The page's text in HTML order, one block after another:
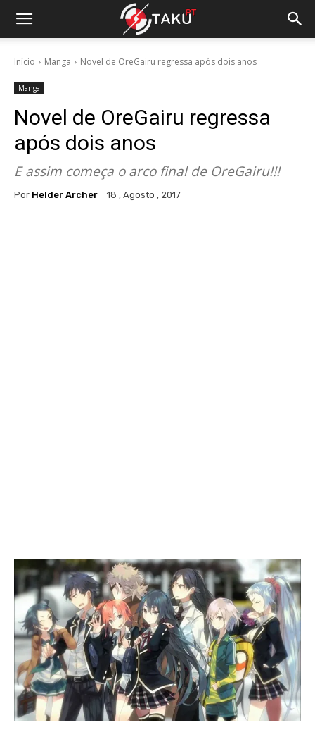
Início Manga Novel de OreGairu regressa após dois anos
Manga
Novel de OreGairu regressa
após dois anos
E assim começa o arco final de OreGairu!!!
Por Helder Archer 18 , Agosto , 2017